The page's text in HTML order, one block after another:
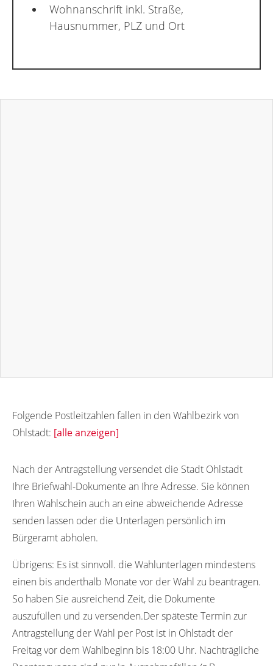
Wohnanschrift inkl. Straße,
Hausnummer, PLZ und Ort
Folgende Postleitzahlen fallen in den Wahlbezirk von
Ohlstadt: [alle anzeigen]
Nach der Antragstellung versendet die Stadt Ohlstadt
Ihre Briefwahl-Dokumente an Ihre Adresse. Sie können
Ihren Wahlschein auch an eine abweichende Adresse
senden lassen oder die Unterlagen persönlich im
Bürgeramt abholen.
Übrigens: Es ist sinnvoll. die Wahlunterlagen mindestens
einen bis anderthalb Monate vor der Wahl zu beantragen.
So haben Sie ausreichend Zeit, die Dokumente
auszufüllen und zu versenden.Der späteste Termin zur
Antragstellung der Wahl per Post ist in Ohlstadt der
Freitag vor dem Wahlbeginn bis 18:00 Uhr. Nachträgliche